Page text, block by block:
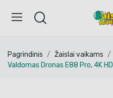
Pagrindinis Žaislai vaikams
Valdomas Dronas E88 Pro, 4K HD